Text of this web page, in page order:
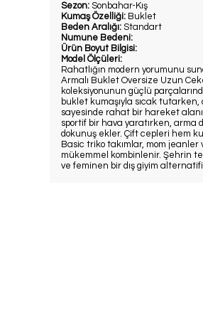
Sezon: Sonbahar-Kış
Kumaş Özelliği: Buklet
Beden Aralığı: Standart
Numune Bedeni:
Ürün Boyut Bilgisi:
Model Ölçüleri:
Rahatlığın modern yorumunu
Armalı Buklet Oversize Uzun
koleksiyonunun güçlü
buklet kumaşıyla sıcak tutarken,
sayesinde rahat bir hareket alanı
sportif bir hava yaratırken, arma
dokunuş ekler. Çift cepleri hem
Basic triko takımlar, mom
mükemmel kombinlenir. Şehrin
ve feminen bir dış giyim